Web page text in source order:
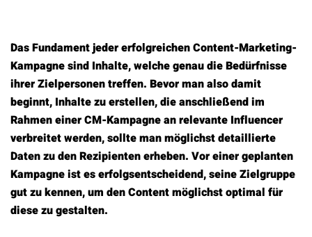
Das Fundament jeder erfolgreichen Content-Marketing-
Kampagne sind Inhalte, welche genau die Bedürfnisse
ihrer Zielpersonen treffen. Bevor man also damit
beginnt, Inhalte zu erstellen, die anschließend im
Rahmen einer CM-Kampagne an relevante Influencer
verbreitet werden, sollte man möglichst detaillierte
Daten zu den Rezipienten erheben. Vor einer geplanten
Kampagne ist es erfolgsentscheidend, seine Zielgruppe
gut zu kennen, um den Content möglichst optimal für
diese zu gestalten.